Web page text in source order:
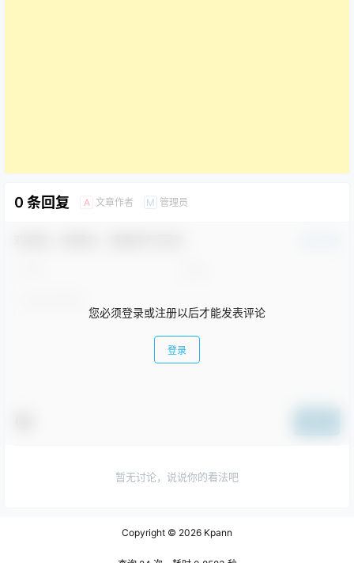
0 条回复 A 文章作者 M 管理员
您必须登录或注册以后才能发表评论
登录
暂无讨论，说说你的看法吧
Copyright © 2026 Kpann